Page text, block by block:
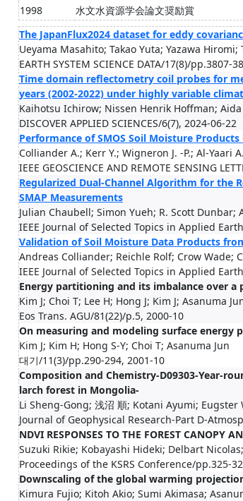
1998
水文水資源学会論文奨励賞
The JapanFlux2024 dataset for eddy
Ueyama Masahito; Takao Yuta; Yazawa Hiromi;
EARTH SYSTEM SCIENCE DATA/17(8)/pp.3807-
Time domain reflectometry coil probes for
years (2002-2022) under highly variable
Kaihotsu Ichirow; Nissen Henrik Hoffman;
DISCOVER APPLIED SCIENCES/6(7), 2024-06-22
Performance of SMOS Soil Moisture
Colliander A.; Kerr Y.; Wigneron J. -P.; Al-Yaari
IEEE GEOSCIENCE AND REMOTE SENSING
Regularized Dual-Channel Algorithm for the
SMAP Measurements
Julian Chaubell; Simon Yueh; R. Scott Dunbar;
IEEE Journal of Selected Topics in Applied
Validation of Soil Moisture Data Products
Andreas Colliander; Reichle Rolf; Crow Wade;
IEEE Journal of Selected Topics in Applied
Energy partitioning and its imbalance over a
Kim J; Choi T; Lee H; Hong J; Kim J; Asanuma
Eos Trans. AGU/81(22)/p.5, 2000-10
On measuring and modeling surface energy
Kim J; Kim H; Hong S-Y; Choi T; Asanuma Jun
대기/11(3)/pp.290-294, 2001-10
Composition and Chemistry-D09303-Year-
larch forest in Mongolia-
Li Sheng-Gong; 浅沼 順; Kotani Ayumi; Eugster
Journal of Geophysical Research-Part D-
NDVI RESPONSES TO THE FOREST CANOPY
Suzuki Rikie; Kobayashi Hideki; Delbart
Proceedings of the KSRS Conference/pp.325-
Downscaling of the global warming
Kimura Fujio; Kitoh Akio; Sumi Akimasa;